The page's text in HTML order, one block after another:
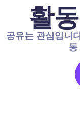
활
공유는 관심입니